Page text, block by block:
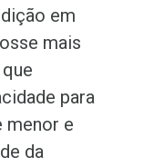
em
mais
para
menor e
da